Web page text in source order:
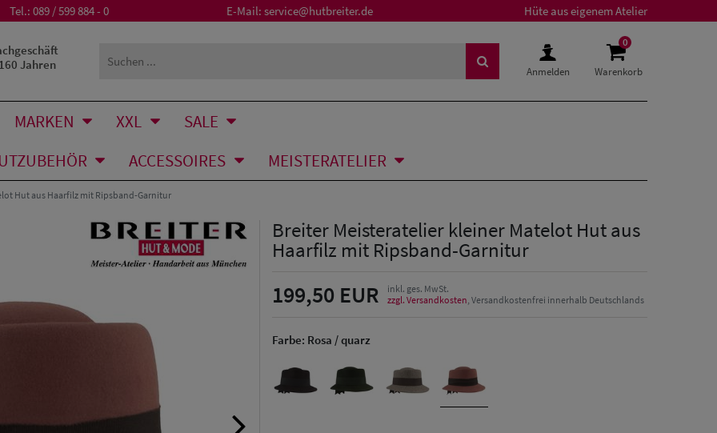
Tel.: 089 / 599 884 - 0 E-Mail: service@hutbreiter.de Hüte aus eigenem Atelier
Jahren
Anmelden
0
Warenkorb
MARKEN XXL
SALE
ACCESSOIRES MEISTERATELIER
Hut aus Haarfilz mit Ripsband-Garnitur
Breiter Meisteratelier kleiner Matelot Hut aus
Haarfilz mit Ripsband-Garnitur
199,50 EUR
inkl. ges. MwSt.
zzgl. Versandkosten, Versandkostenfrei innerhalb Deutschlands
Farbe: Rosa / quarz